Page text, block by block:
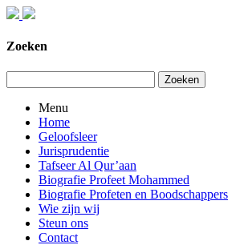
Zoeken
Zoeken
Menu
Home
Geloofsleer
Jurisprudentie
Tafseer Al Qur’aan
Biografie Profeet Mohammed
Biografie Profeten en Boodschappers
Wie zijn wij
Steun ons
Contact